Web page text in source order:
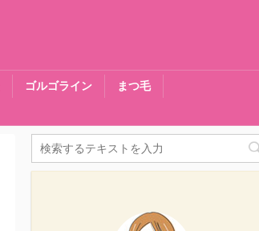
ゴルゴライン
まつ毛